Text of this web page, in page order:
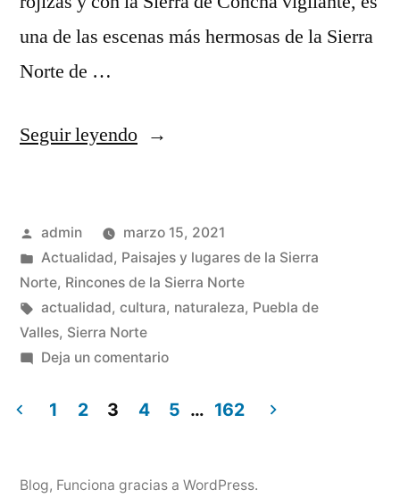
una de las escenas más hermosas de la Sierra
Norte de …
Seguir leyendo«Puebla
en
vísperas»
Publicado
por
admin
marzo 15, 2021
Publicado
en
Actualidad, Paisajes y lugares de la Sierra
Norte, Rincones de la Sierra Norte
Etiquetas:
actualidad, cultura, naturaleza, Puebla de
Valles, Sierra Norte
Deja un comentarioen
de
vísperas
de
1 2 3 4 5 … 162
Blog, Funciona gracias a WordPress.